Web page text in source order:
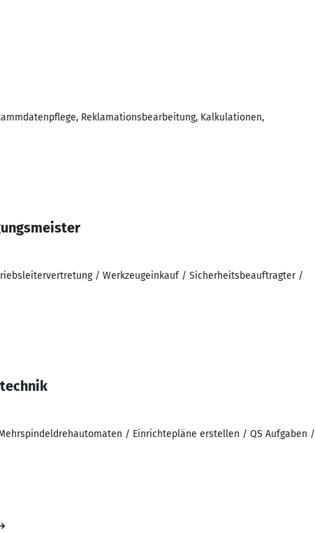
Reklamationsbearbeitung, Kalkulationen,
/ Werkzeugeinkauf / Sicherheitsbeauftragter /
/ Einrichtepläne erstellen / QS Aufgaben /